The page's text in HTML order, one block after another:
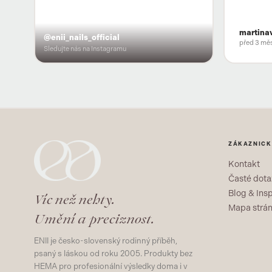
@enii_nails_official
Sledujte nás na Instagramu
před 3
Víc než nehty.
Umění a preciznost.
ENII je česko-slovenský rodinný příběh,
psaný s láskou od roku 2005. Produkty bez
HEMA pro profesionální výsledky doma i v
Kontakt
Časté
Blog &
Mapa